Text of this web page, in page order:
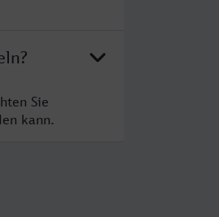
Sie
kann.